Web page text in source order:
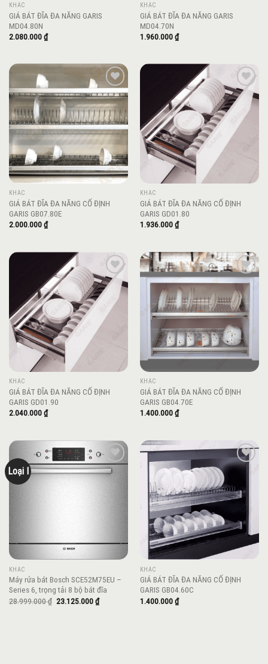
KHÁC
GIÁ BÁT ĐĨA ĐA NĂNG GARIS
MD04.80N
2.080.000₫
KHÁC
GIÁ BÁT ĐĨA ĐA NĂNG GARIS
MD04.70N
1.960.000₫
Add to
wishlist
KHÁC
GIÁ BÁT ĐĨA ĐA NĂNG CỐ ĐỊNH
GARIS GB07.80E
2.000.000₫
Add to
wishlist
KHÁC
GIÁ BÁT ĐĨA ĐA NĂNG CỐ ĐỊNH
GARIS GD01.80
1.936.000₫
Add to
wishlist
KHÁC
GIÁ BÁT ĐĨA ĐA NĂNG CỐ ĐỊNH
GARIS GD01.90
2.040.000₫
Add to
wishlist
KHÁC
GIÁ BÁT ĐĨA ĐA NĂNG CỐ ĐỊNH
GARIS GB04.70E
1.400.000₫
Loại I
Add to
KHÁC
Máy rửa bát Bosch SCE52M75EU –
Series 6, trọng tải 8 bộ bát đĩa
28.999.000₫ Giá
23.125.000₫Giá
hiện
KHÁC
GIÁ BÁT ĐĨA ĐA NĂNG CỐ ĐỊNH
GARIS GB04.60C
1.400.000₫